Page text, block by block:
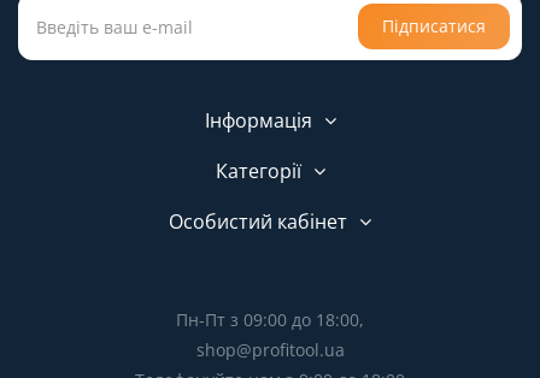
Підписатися
Інформація
Категорії
Особистий кабінет
Пн-Пт з 09:00 до 18:00,
shop@profitool.ua